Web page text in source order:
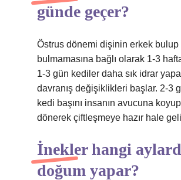
günde geçer?
Östrus dönemi dişinin erkek bulup
bulmamasına bağlı olarak 1-3
1-3 gün kediler daha sık idrar
davranış değişiklikleri başlar. 2-3
kedi başını insanın avucuna
dönerek çiftleşmeye hazır hale
İnekler hangi
doğum yapar?